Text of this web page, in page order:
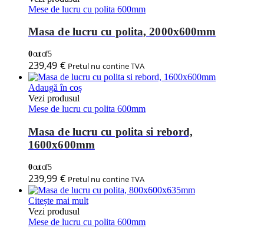
Mese de lucru cu polita 600mm
Masa de lucru cu polita, 2000x600mm
0out of 5
239,49 € Pretul nu contine TVA
Adaugă în coș
Vezi produsul
Mese de lucru cu polita 600mm
Masa de lucru cu polita si rebord,
1600x600mm
0out of 5
239,99 € Pretul nu contine TVA
Citește mai mult
Vezi produsul
Mese de lucru cu polita 600mm